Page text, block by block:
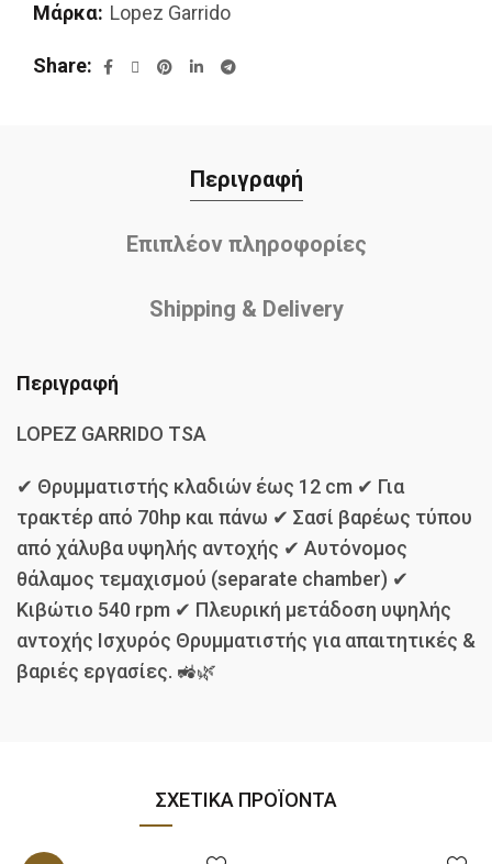
Μάρκα: Lopez Garrido
Share
Περιγραφή
Επιπλέον πληροφορίες
Shipping & Delivery
Περιγραφή
LOPEZ GARRIDO TSA
✔ Θρυμματιστής κλαδιών έως 12 cm ✔ Για
τρακτέρ από 70hp και πάνω ✔ Σασί βαρέως τύπου
από χάλυβα υψηλής αντοχής ✔ Αυτόνομος
θάλαμος τεμαχισμού (separate chamber) ✔
Κιβώτιο 540 rpm ✔ Πλευρική μετάδοση υψηλής
αντοχής Ισχυρός Θρυμματιστής για απαιτητικές &
βαριές εργασίες. 🚜🌿
ΣΧΕΤΙΚΆ ΠΡΟΪΌΝΤΑ